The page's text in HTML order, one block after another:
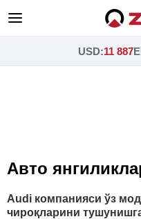
USD:11 887
Авто
Audi компанияси ўз
чироқларини